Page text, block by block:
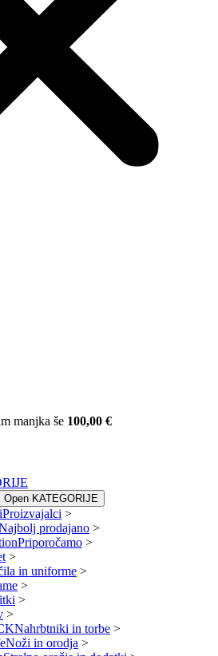
manjka še 100,00 €
Open KATEGORIJE
Proizvajalci >
prodajano >
Priporočamo >
>
in uniforme >
>
>
>
Nahrbtniki in torbe >
Noži in orodja >